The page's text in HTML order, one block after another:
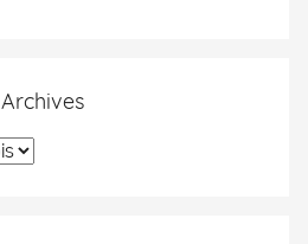
Archives